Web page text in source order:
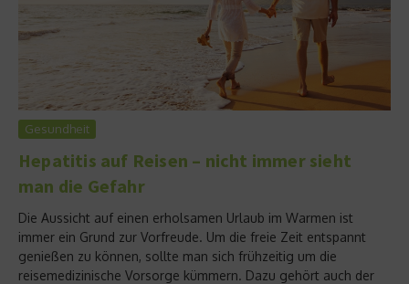
Gesundheit
Hepatitis auf Reisen – nicht immer sieht
man die Gefahr
Die Aussicht auf einen erholsamen Urlaub im Warmen ist
immer ein Grund zur Vorfreude. Um die freie Zeit entspannt
genießen zu können, sollte man sich frühzeitig um die
reisemedizinische Vorsorge kümmern. Dazu gehört auch der